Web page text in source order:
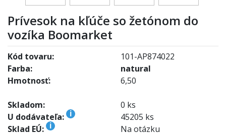
Prívesok na kľúče so žetónom do
vozíka Boomarket
Kód tovaru:
101-AP874022
Farba:
natural
Hmotnosť:
6,50
Skladom:
0 ks
U dodávateľa:
i
45205 ks
Sklad EÚ:
i Na otázku